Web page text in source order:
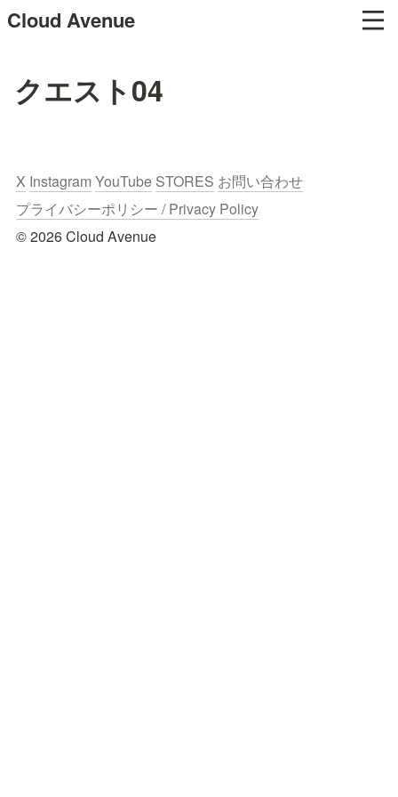
Cloud Avenue
クエスト04
X Instagram YouTube STORES お問い合わせ
プライバシーポリシー / Privacy Policy
© 2026 Cloud Avenue